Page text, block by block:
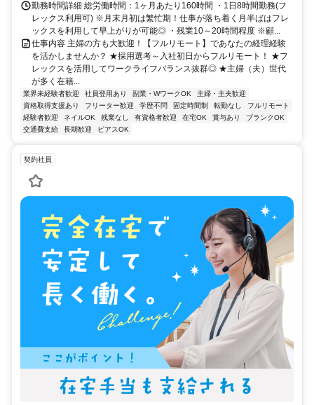
勤務時間詳細 総労働時間：1ヶ月あたり160時間 ・1日8時間勤務(フ
レックス利用可) ※月末月初は繁忙期！仕事が落ち着く月半ばはフレ
ックスを利用して早上がりが可能◎ ・残業10～20時間程度 ※顧...
仕事内容 主婦の方も大歓迎！【フルリモート】であなたの経理経験
を活かしませんか？ ★採用選考～入社初日からフルリモート！ ★フ
レックスを活用してワークライフバランス抜群◎ ★主婦（夫）世代
が多く在籍...
業界未経験者歓迎 社員登用あり 副業・WワークOK
主婦・主夫歓迎
資格取得支援あり
フリーター歓迎 学歴不問 固定時間制 転勤なし
フルリモート
経験者歓迎
ネイルOK 残業なし 有資格者歓迎 在宅OK 賞与あり
ブランクOK
交通費支給
長期歓迎 ピアスOK
契約社員